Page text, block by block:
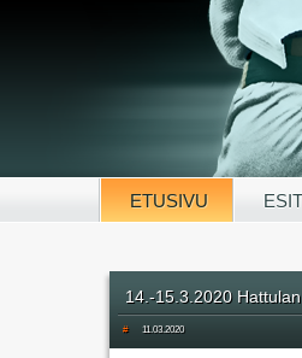
ETUSIVU
14.-15.3.2020
# 11.03.2020